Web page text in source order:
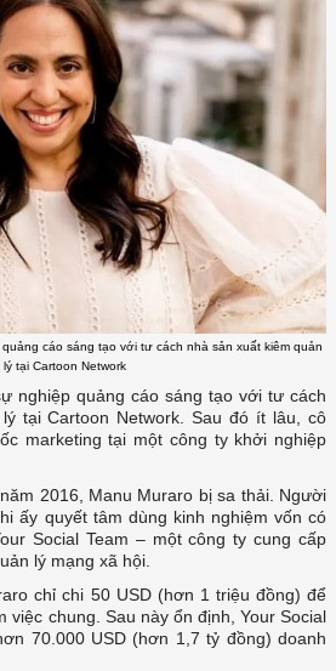
cáo sáng tạo với tư cách nhà sản xuất kiêm quản
lý tại Cartoon Network
nghiệp quảng cáo sáng tạo với tư cách
tại Cartoon Network. Sau đó ít lâu, cô
marketing tại một công ty khởi nghiệp
2016, Manu Muraro bị sa thải. Người
ấy quyết tâm dùng kinh nghiệm vốn có
Social Team – một công ty cung cấp
lý mạng xã hội.
chỉ chi 50 USD (hơn 1 triệu đồng) để
việc chung. Sau này ổn định, Your Social
70.000 USD (hơn 1,7 tỷ đồng) doanh